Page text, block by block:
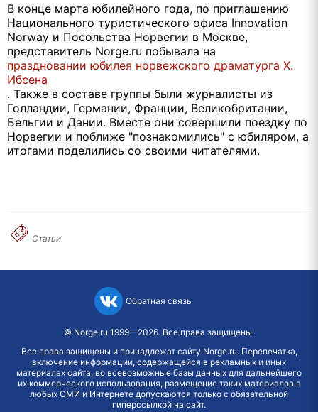
В конце марта юбилейного года, по приглашению
Национального туристического офиса Innovation
Norway и Посольства Норвегии в Москве,
представитель Norge.ru побывала на
праздновании юбилея норвежского драматурга Х.
Ибсена
. Также в составе группы были журналисты из
Голландии, Германии, Франции, Великобритании,
Бельгии и Дании. Вместе они совершили поездку по
Норвегии и поближе "познакомились" с юбиляром, а
итогами поделились со своими читателями.
Статьи
Обратная связь
© Norge.ru 1999—2026. Все права защищены.
Все права защищены и принадлежат сайту Norge.ru. Перепечатка,
включение информации, содержащейся в рекламных и иных
материалах сайта, во всевозможные базы данных для дальнейшего
их коммерческого использования, размещение таких материалов в
любых СМИ и Интернете допускаются только с обязательной
гиперссылкой на сайт.